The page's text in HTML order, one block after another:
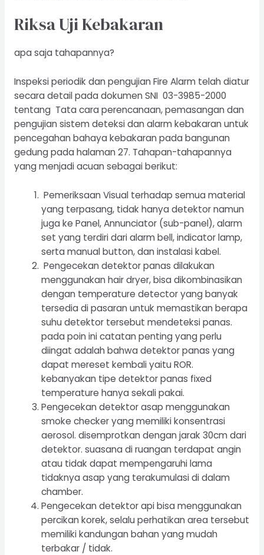
Riksa Uji Kebakaran
apa saja tahapannya?
Inspeksi periodik dan pengujian Fire Alarm telah diatur
secara detail pada dokumen SNI 03-3985-2000
tentang Tata cara perencanaan, pemasangan dan
pengujian sistem deteksi dan alarm kebakaran untuk
pencegahan bahaya kebakaran pada bangunan
gedung pada halaman 27. Tahapan-tahapannya
yang menjadi acuan sebagai berikut:
Pemeriksaan Visual terhadap semua material
yang terpasang, tidak hanya detektor namun
juga ke Panel, Annunciator (sub-panel), alarm
set yang terdiri dari alarm bell, indicator lamp,
serta manual button, dan instalasi kabel.
Pengecekan detektor panas dilakukan
menggunakan hair dryer, bisa dikombinasikan
dengan temperature detector yang banyak
tersedia di pasaran untuk memastikan berapa
suhu detektor tersebut mendeteksi panas.
pada poin ini catatan penting yang perlu
diingat adalah bahwa detektor panas yang
dapat mereset kembali yaitu ROR.
kebanyakan tipe detektor panas fixed
temperature hanya sekali pakai.
Pengecekan detektor asap menggunakan
smoke checker yang memiliki konsentrasi
aerosol. disemprotkan dengan jarak 30cm dari
detektor. suasana di ruangan terdapat angin
atau tidak dapat mempengaruhi lama
tidaknya asap yang terakumulasi di dalam
chamber.
Pengecekan detektor api bisa menggunakan
percikan korek, selalu perhatikan area tersebut
memiliki kandungan bahan yang mudah
terbakar / tidak.